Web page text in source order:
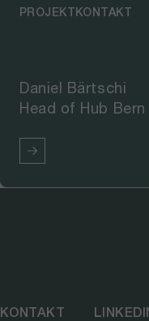
PROJEKTKONTAKT
Daniel Bärtschi
Head of Hub Bern
KONTAKT